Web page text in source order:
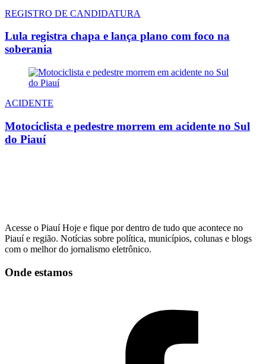
REGISTRO DE CANDIDATURA
Lula registra chapa e lança plano com foco na
soberania
ACIDENTE
Motociclista e pedestre morrem em acidente no Sul
do Piauí
Acesse o Piauí Hoje e fique por dentro de tudo que acontece no
Piauí e região. Notícias sobre política, municípios, colunas e blogs
com o melhor do jornalismo eletrônico.
Onde estamos